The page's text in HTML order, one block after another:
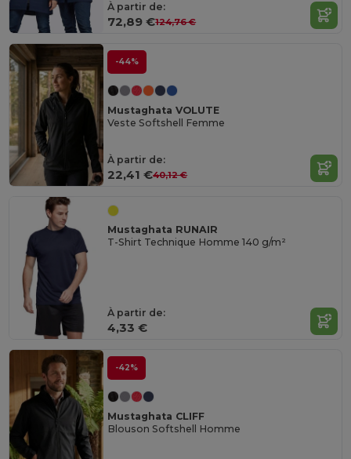
À partir de:
72,89 €124,76 €
-44%
Mustaghata VOLUTE
Veste Softshell Femme
À partir de:
22,41 €40,12 €
Mustaghata RUNAIR
T-Shirt Technique Homme 140 g/m²
À partir de:
4,33 €
-42%
Mustaghata CLIFF
Blouson Softshell Homme